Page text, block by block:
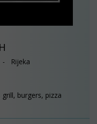
- Rijeka
burgers, pizza